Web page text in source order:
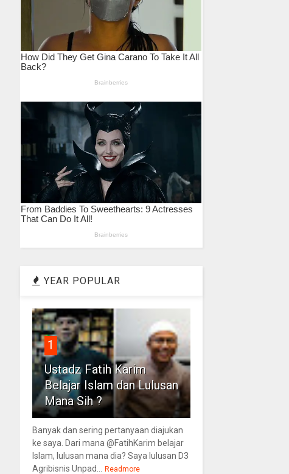
YEAR POPULAR
1
Ustadz Fatih Karim
Belajar Islam dan Lulusan
Mana Sih ?
Banyak dan sering pertanyaan diajukan
ke saya. Dari mana @FatihKarim belajar
Islam, lulusan mana dia? Saya lulusan D3
Agribisnis Unpad...
Readmore